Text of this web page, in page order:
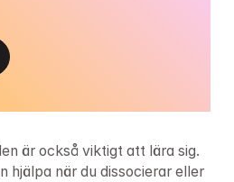
är också viktigt att lära sig.
hjälpa när du dissocierar eller